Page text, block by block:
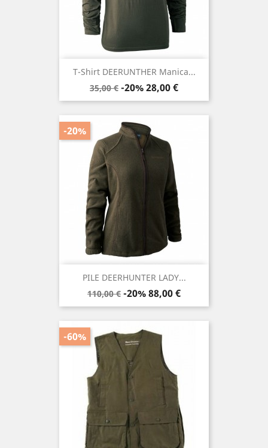
T-Shirt DEERUNTHER Manica...
Prezzo
base
35,00 € -20%Prezzo
28,00 €
PILE DEERHUNTER LADY...
Prezzo
base
110,00 € -20%Prezzo
88,00 €
-20%
-60%